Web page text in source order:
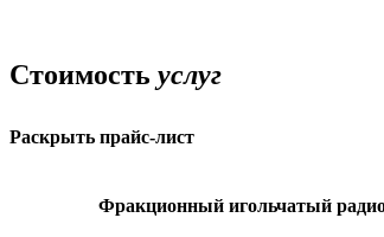
Стоимость услуг
Раскрыть прайс-лист
Фракционный игольчатый